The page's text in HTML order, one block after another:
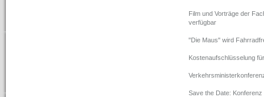
Film und Vorträge der
verfügbar
"Die Maus" wird
Kostenaufschlüsselung
Save the Date: